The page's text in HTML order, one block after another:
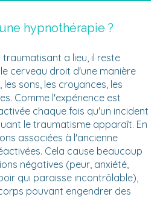
hypnothérapie ?
a lieu, il reste
cerveau droit d'une manière
sons, les croyances, les
Comme l'expérience est
chaque fois qu'un incident
le traumatisme apparaît. En
associées à l'ancienne
Cela cause beaucoup
négatives (peur, anxiété,
qui paraisse incontrôlable),
pouvant engendrer des